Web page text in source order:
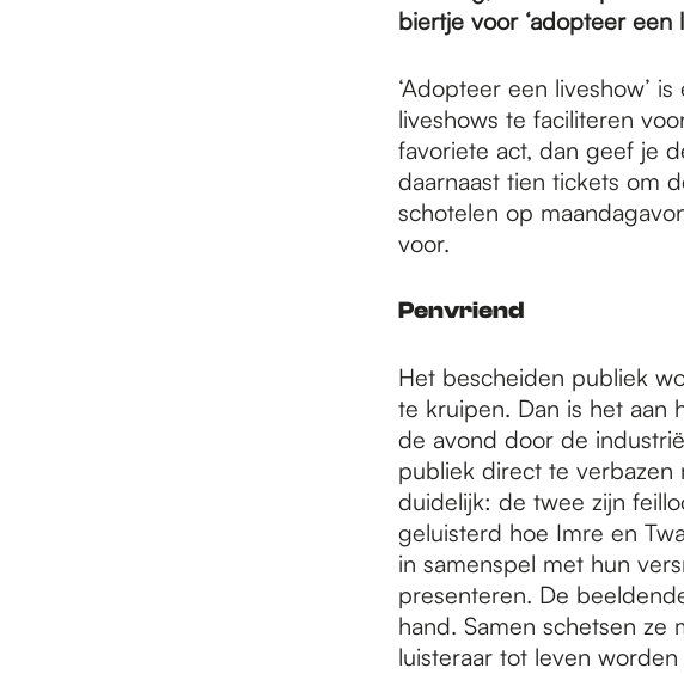
biertje voor ‘adopteer
‘Adopteer een liveshow’
liveshows te faciliteren
favoriete act, dan geef je
daarnaast tien tickets om
schotelen op
voor.
Penvriend
Het bescheiden publiek
te kruipen. Dan is het aan
de avond door de
publiek direct te verbazen
duidelijk: de twee zijn
geluisterd hoe Imre en
in samenspel met hun
presenteren. De
hand. Samen schetsen ze
luisteraar tot leven